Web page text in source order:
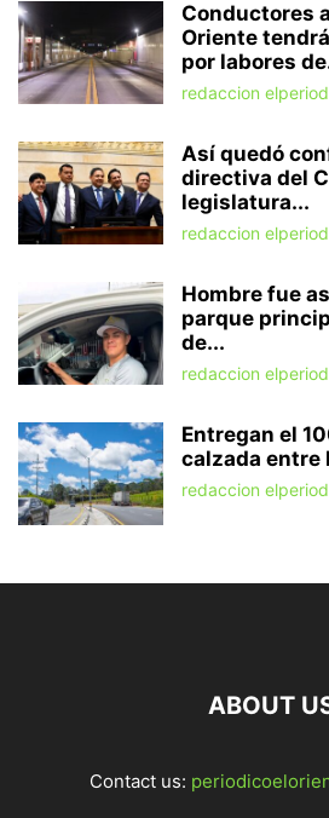
Conductores
Oriente
por labores
redaccion
Así quedó
directiva del
legislatura...
redaccion
Hombre fue
parque
de...
redaccion
Entregan el
calzada entre
redaccion
ABOUT
Contact us: